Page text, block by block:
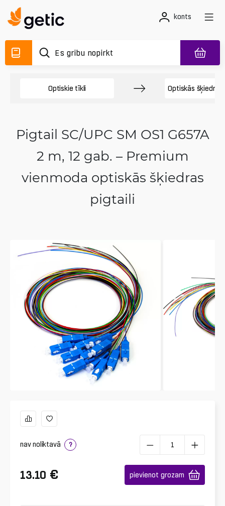
konts
Optiskie tīkli Optiskās šķiedras
Pigtail SC/UPC SM OS1 G657A
2 m, 12 gab. – Premium
vienmoda optiskās šķiedras
pigtaili
nav noliktavā ?
13.10 € pievienot grozam